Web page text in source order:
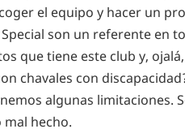
el equipo y hacer un
son un referente en
que tiene este club y,
chavales con
algunas limitaciones.
mal hecho.